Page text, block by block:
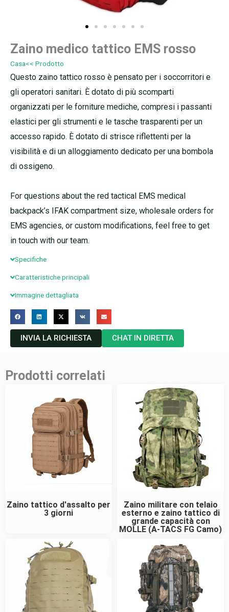
Zaino medico tattico EMS rosso
Casa<< Prodotto
Questo zaino tattico rosso è pensato per i soccorritori e
gli operatori sanitari. È dotato di più scomparti
organizzati per le forniture mediche, compresi i passanti
elastici per gli strumenti e le tasche trasparenti per un
accesso rapido. È dotato di strisce riflettenti per la
visibilità e di un alloggiamento dedicato per una bombola
di ossigeno.
For questions about the red tactical EMS medical
backpack’s IFAK compartment size, wholesale orders for
EMS agencies, or custom modifications, feel free to get
in touch with our team.
Specifiche
Caratteristiche principali
Immagine dettagliata
INVIA LA RICHIESTA CHAT IN DIRETTA
Prodotti correlati
Zaino tattico d'assalto per
3 giorni
Zaino militare con telaio
esterno e zaino tattico di
grande capacità con
MOLLE (A-TACS FG Camo)